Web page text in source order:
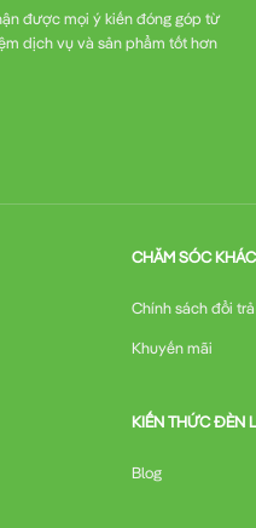
được mọi ý kiến đóng góp từ
dịch vụ và sản phẩm tốt hơn
CHĂM SÓC
Chính sách đổi trả
Khuyến mãi
KIẾN THỨC ĐÈN
Blog